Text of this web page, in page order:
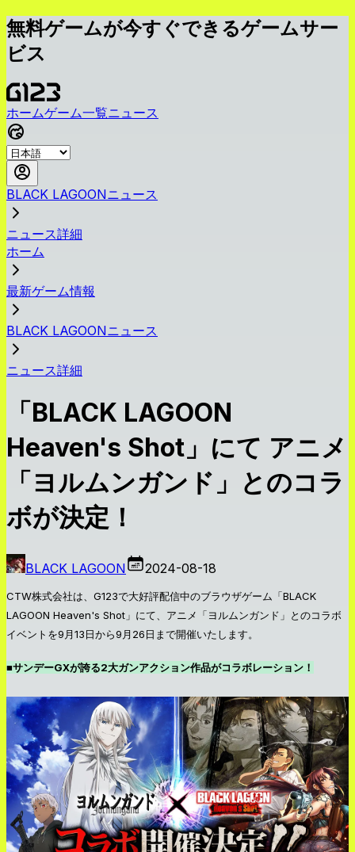
無料ゲームが今すぐできるゲームサー
ビス
ホームゲーム一覧ニュース
BLACK LAGOONニュース
ニュース詳細
ホーム
最新ゲーム情報
BLACK LAGOONニュース
ニュース詳細
「BLACK LAGOON
Heaven's Shot」にて アニメ
「ヨルムンガンド」とのコラ
ボが決定！
BLACK LAGOON 2024-08-18
CTW株式会社は、G123で大好評配信中のブラウザゲーム「BLACK
LAGOON Heaven's Shot」にて、アニメ「ヨルムンガンド」とのコラボ
イベントを9月13日から9月26日まで開催いたします。
■サンデーGXが誇る2大ガンアクション作品がコラボレーション！